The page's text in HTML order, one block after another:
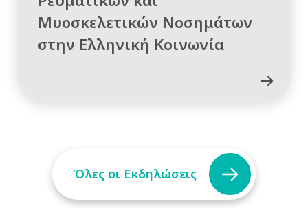
Μυοσκελετικών Νοσημάτων
στην Ελληνική Κοινωνία
Όλες οι Εκδηλώσεις